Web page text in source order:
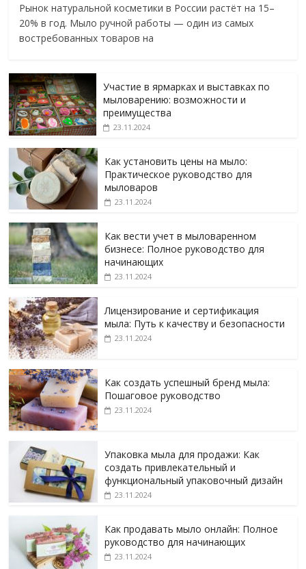
Рынок натуральной косметики в России растёт на 15–
20% в год. Мыло ручной работы — один из самых
востребованных товаров на
Участие в ярмарках и выставках по
мыловарению: возможности и
преимущества
23.11.2024
Как установить цены на мыло:
Практическое руководство для
мыловаров
23.11.2024
Как вести учет в мыловаренном
бизнесе: Полное руководство для
начинающих
23.11.2024
Лицензирование и сертификация
мыла: Путь к качеству и безопасности
23.11.2024
Как создать успешный бренд мыла:
Пошаговое руководство
23.11.2024
Упаковка мыла для продажи: Как
создать привлекательный и
функциональный упаковочный дизайн
23.11.2024
Как продавать мыло онлайн: Полное
руководство для начинающих
23.11.2024